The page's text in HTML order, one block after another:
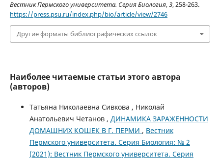
Вестник Пермского университета. Серия Биология,3, 258-263.
https://press.psu.ru/index.php/bio/article/view/2746
Другие форматы библиографических ссылок
Наиболее читаемые статьи этого автора
(авторов)
Татьяна Николаевна Сивкова , Николай
Анатольевич Четанов , ДИНАМИКА ЗАРАЖЕННОСТИ
ДОМАШНИХ КОШЕК В Г. ПЕРМИ , Вестник
Пермского университета. Серия Биология: № 2
(2021): Вестник Пермского университета. Серия